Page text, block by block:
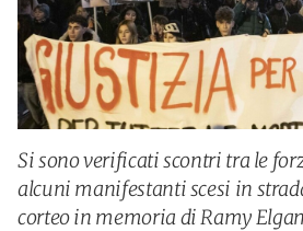
Si sono verificati scontri tra le
alcuni manifestanti scesi in
corteo in memoria di Ramy